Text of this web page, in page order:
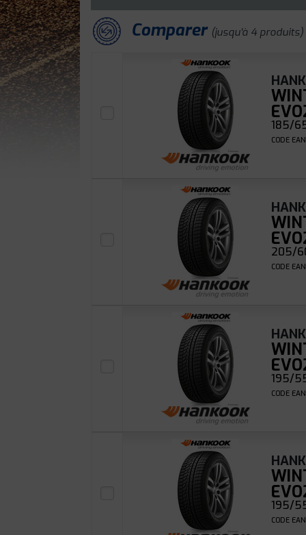
Comparer (jusqu'à 4 produits)
185/
CODE
205/
CODE
195/
CODE
195/
CODE